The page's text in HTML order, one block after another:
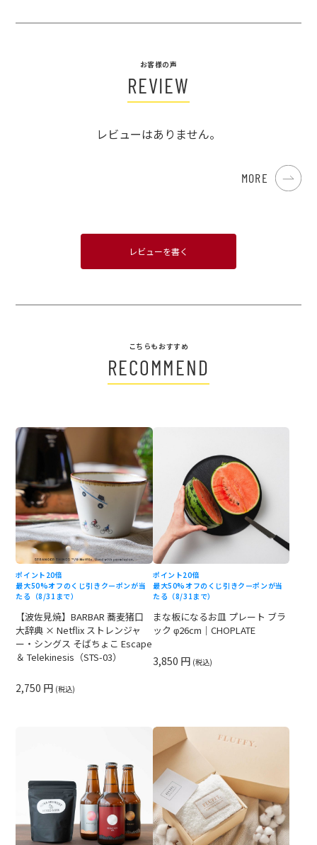
お客様の声
REVIEW
レビューはありません。
MORE
レビューを書く
こちらもおすすめ
RECOMMEND
ポイント20倍
最大50%オフのくじ引きクーポンが当
たる（8/31まで）
【波佐見焼】BARBAR 蕎麦猪口
大辞典 × Netflix ストレンジャ
ー・シングス そばちょこ Escape
＆ Telekinesis（STS-03）
2,750 円 (税込)
ポイント20倍
最大50%オフのくじ引きクーポンが当
たる（8/31まで）
まな板になるお皿 プレート ブラ
ック φ26cm｜CHOPLATE
3,850 円 (税込)